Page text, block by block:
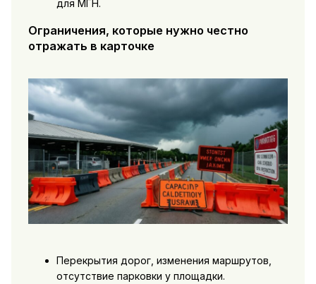
для МГН.
Ограничения, которые нужно честно
отражать в карточке
Перекрытия дорог, изменения маршрутов,
отсутствие парковки у площадки.